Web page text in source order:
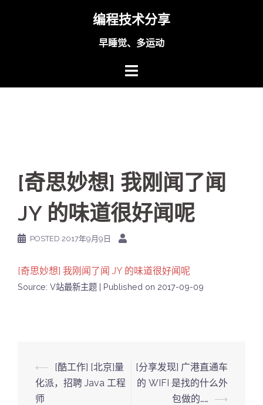
编程技术分享
早睡觉、多运动
[奇思妙想] 我刚闻了闻
JY 的味道很好闻呢
POSTED 2017年9月9日
[奇思妙想] 我刚闻了闻 JY 的味道很好闻呢
Source: V站最新主题 Published on 2017-09-09
Post
navigation
⟵
[酷工作] [北京]量
化派，招聘 Java 工程
师
[分享发现] 广港直通车
的 WIFI 是找的什么外
包做的……
⟶